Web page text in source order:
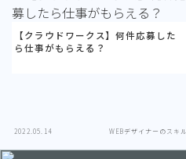
【クラウドワークス】何件応募した
ら仕事がもらえる？
2022.05.14 WEBデザイナーのスキル